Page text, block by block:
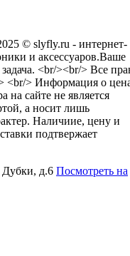
© slyfly.ru - интернет-
и аксессуаров.Ваше
<br/><br/> Все
<br/> Информация о
на сайте не является
а носит лишь
Наличиие, цену и
подтвержает
Дубки, д.6 Посмотреть на